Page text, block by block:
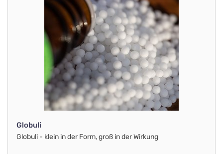
Globuli
Globuli - klein in der Form, groß in der Wirkung